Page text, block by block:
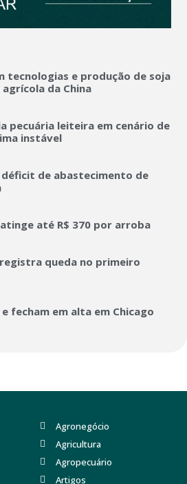
tecnologias e produção de soja
da China
pecuária leiteira em cenário de
instável
de abastecimento de
até R$ 370 por arroba
queda no primeiro
fecham em alta em Chicago
Agronegócio
Agricultura
Agropecuário
Artigos